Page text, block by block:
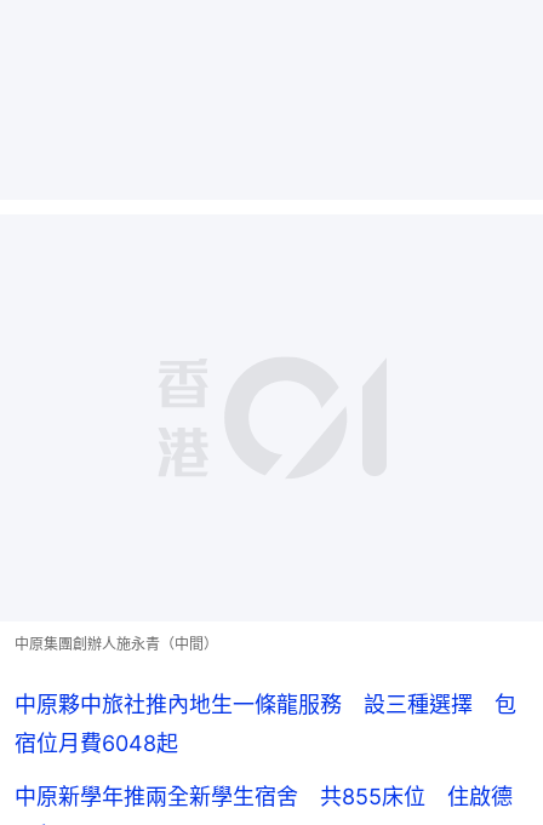
中原集團創辦人施永青（中間）
中原夥中旅社推內地生一條龍服務 設三種選擇 包
宿位月費6048起
中原新學年推兩全新學生宿舍 共855床位 住啟德